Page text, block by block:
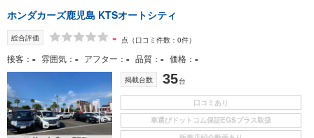
ホンダカーズ鹿児島 KTSオートシティ
総合評価 - 点 （口コミ件数：0件）
接客 - 雰囲気 - アフター - 品質 - 価格 -
掲載台数 35台
口コミあり
車選びドットコム保証EGSプラス取扱